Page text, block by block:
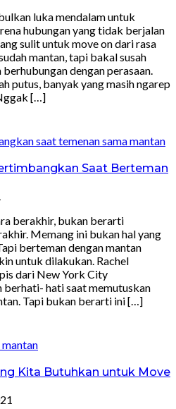
luka mendalam untuk
hubungan yang tidak berjalan
sulit untuk move on dari rasa
mantan, tapi bakal susah
dengan perasaan.
putus, banyak yang masih ngarep
[…]
Saat Berteman
berakhir, bukan berarti
Memang ini bukan hal yang
berteman dengan mantan
untuk dilakukan. Rachel
dari New York City
hati saat memutuskan
Tapi bukan berarti ini […]
Kita Butuhkan untuk Move